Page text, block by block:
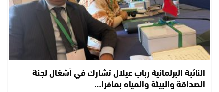
النائبة البرلمانية رباب عيلال تشارك في أشغال لجنة
الصداقة والبيئة والمياه بمافرا…